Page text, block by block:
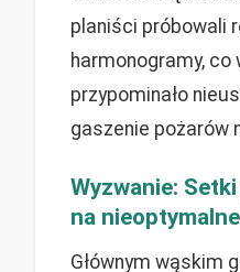
planiści próbowali
harmonogramy, co
przypominało
gaszenie pożarów
Wyzwanie:
na
Głównym wąskim